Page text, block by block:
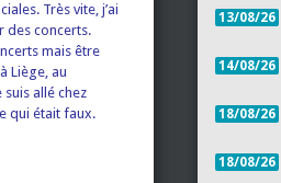
Très vite, j’ai
des concerts.
mais être
Liège, au
suis allé chez
qui était faux.
13/08/26
14/08/26
18/08/26
18/08/26